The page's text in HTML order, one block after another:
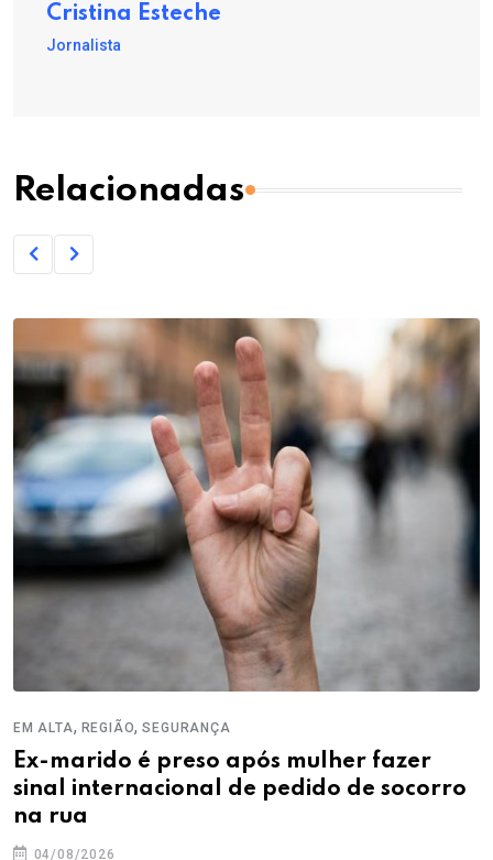
Cristina Esteche
Jornalista
Relacionadas
EM ALTA, REGIÃO,SEGURANÇA
Ex-marido é preso após mulher fazer
sinal internacional de pedido de socorro
na rua
04/08/2026